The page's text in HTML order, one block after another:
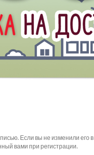
Если вы не изменили его в
вами при регистрации.